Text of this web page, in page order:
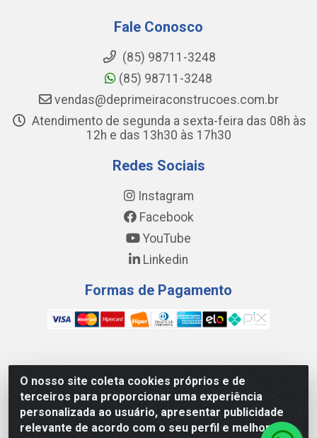
O nosso site coleta cookies próprios e de
terceiros para proporcionar uma experiência
personalizada ao usuário, apresentar publicidade
relevante de acordo com o seu perfil e melhorar a
Fale Conosco
(85) 98711-3248
(85) 98711-3248
vendas@deprimeiraconstrucoes.com.br
Atendimento de segunda a sexta-feira das 08h às
12h e das 13h30 às 17h30
Redes Sociais
Instagram
Facebook
YouTube
Linkedin
Formas de Pagamento
WING DISTRIBUIDORA COMÉRCIO E LOGÍSTICA DE MATERIAL
DE CONSTRUÇÕES LTDA - AV. DA INTEGRAÇÃO, 790 -
PATRÍCIA GOMES, CAUCAIA/CE - CEP 61.604-505 - CNPJ
17.523.384/0001-20